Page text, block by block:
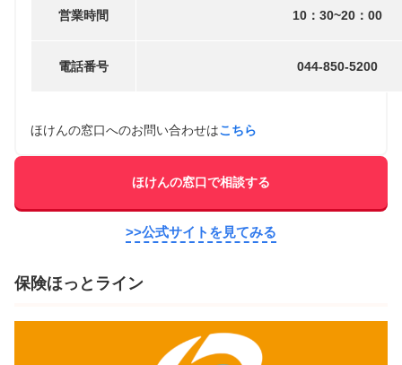
営業時間 10：30~20：00
電話番号 044-850-5200
ほけんの窓口へのお問い合わせはこちら
ほけんの窓口で相談する
>>公式サイトを見てみる
保険ほっとライン